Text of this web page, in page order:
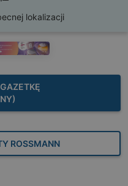
lokalizacji
ROSSMANN